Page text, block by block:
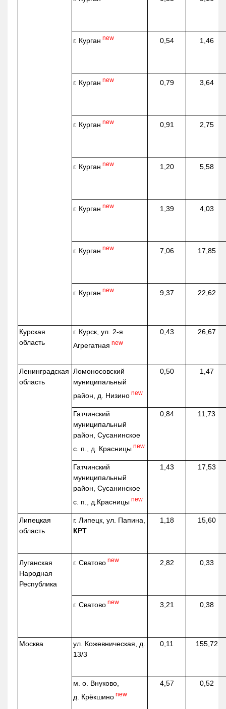
г. Курган new 0,54 1,46
г. Курган new 0,79 3,64
г. Курган new 0,91 2,75
г. Курган new 1,20 5,58
г. Курган new 1,39 4,03
г. Курган new 7,06 17,85
г. Курган new 9,37 22,62
Курская
область
г. Курск, ул. 2-я
Агрегатная new
0,43 26,67
Ленинградская
область
Ломоносовский
муниципальный
район, д. Низино new
0,50 1,47
Гатчинский
муниципальный
район, Сусанинское
с. п., д. Красницы new
0,84 11,73
Гатчинский
муниципальный
район, Сусанинское
с. п., д.Красницы new
1,43 17,53
Липецкая
область
г. Липецк, ул. Папина,
КРТ
1,18 15,60
Луганская
Народная
Республика
г. Сватово new 2,82 0,33
г. Сватово new 3,21 0,38
Москва ул. Кожевническая, д.
13/3
0,11 155,72
м. о. Внуково,
д. Крёкшино new
4,57 0,52